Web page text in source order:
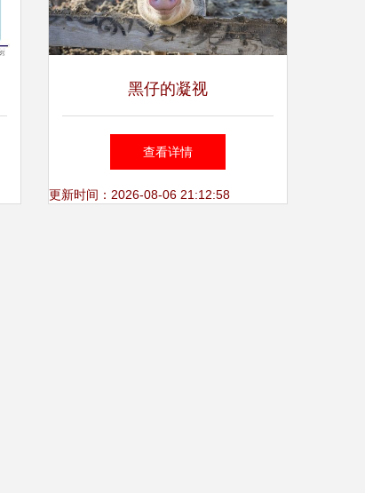
黑仔的凝视
查看详情
更新时间：2026-08-06 21:12:58